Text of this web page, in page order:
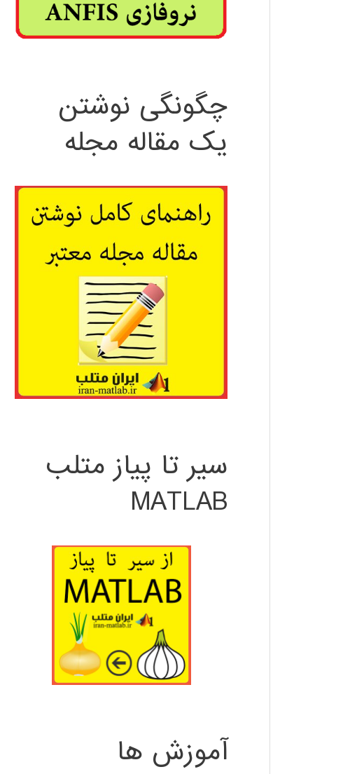
چگونگی نوشتن
یک مقاله مجله
سیر تا پیاز متلب
MATLAB
آموزش ها